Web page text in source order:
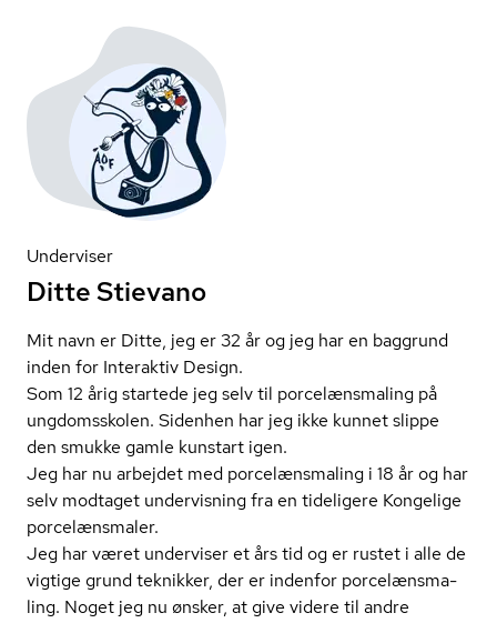
Underviser
Ditte Stievano
Mit navn er Ditte, jeg er 32 år og jeg har en baggrund
inden for Interaktiv Design.
Som 12 årig startede jeg selv til po­r­ce­læns­ma­ling på
ungdomsskolen. Sidenhen har jeg ikke kunnet slippe
den smukke gamle kunstart igen.
Jeg har nu arbejdet med po­r­ce­læns­ma­ling i 18 år og har
selv modtaget undervisning fra en tideligere Kongelige
porcelænsmaler.
Jeg har været underviser et års tid og er rustet i alle de
vigtige grund teknikker, der er indenfor po­r­ce­læns­ma­
ling. Noget jeg nu ønsker, at give videre til andre